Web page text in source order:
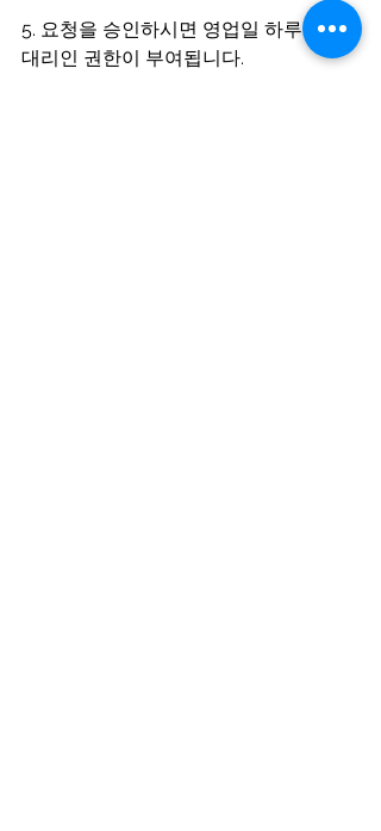
5. 요청을 승인하시면 영업일 하루 이내
대리인 권한이 부여됩니다.